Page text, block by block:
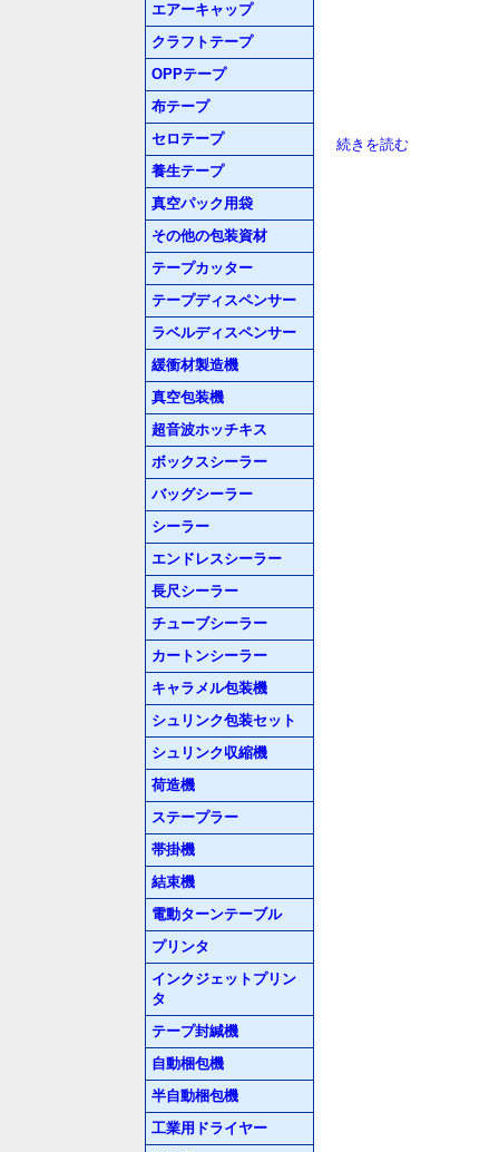
エアーキャップ
クラフトテープ
OPPテープ
布テープ
セロテープ
養生テープ
真空パック用袋
その他の包装資材
テープカッター
テープディスペンサー
ラベルディスペンサー
緩衝材製造機
真空包装機
超音波ホッチキス
ボックスシーラー
バッグシーラー
シーラー
エンドレスシーラー
長尺シーラー
チューブシーラー
カートンシーラー
キャラメル包装機
シュリンク包装セット
シュリンク収縮機
荷造機
ステープラー
帯掛機
結束機
電動ターンテーブル
プリンタ
インクジェットプリン
タ
テープ封緘機
自動梱包機
半自動梱包機
工業用ドライヤー
続きを読む